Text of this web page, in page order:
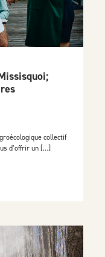
collectif
d’offrir un […]